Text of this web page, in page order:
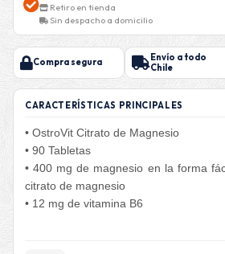
Retiro en tienda
Sin despacho a domicilio
Compra segura
Envío a todo
Chile
CARACTERÍSTICAS PRINCIPALES
• OstroVit Citrato de Magnesio
• 90 Tabletas
• 400 mg de magnesio en la forma
citrato de magnesio
• 12 mg de vitamina B6